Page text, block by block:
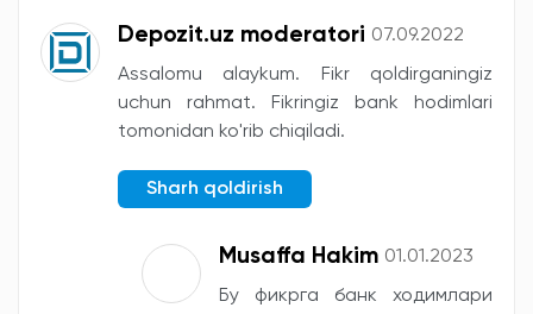
Depozit.uz moderatori 07.09.2022
Assalomu alaykum. Fikr qoldirganingiz
uchun rahmat. Fikringiz bank hodimlari
tomonidan ko'rib chiqiladi.
Sharh qoldirish
Musaffa Hakim 01.01.2023
Бу фикрга банк ходимлари